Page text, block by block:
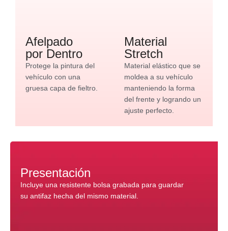
Afelpado
por Dentro
Protege la pintura del
vehículo con una
gruesa capa de fieltro.
Material
Stretch
Material elástico que se
moldea a su vehículo
manteniendo la forma
del frente y logrando un
ajuste perfecto.
Presentación
Incluye una resistente bolsa grabada para guardar
su antifaz hecha del mismo material.